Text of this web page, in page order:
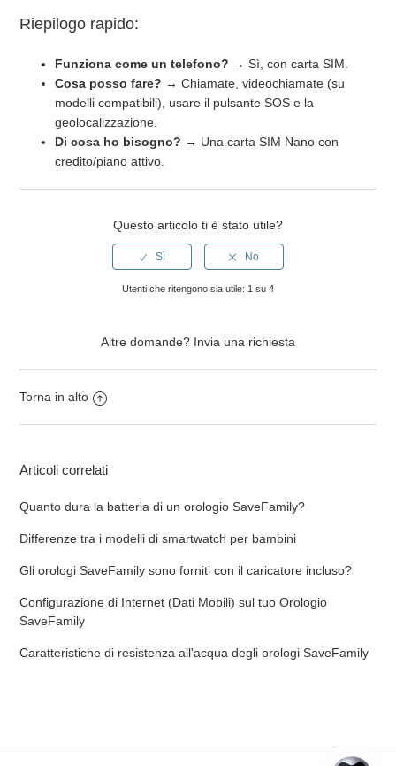
Riepilogo rapido:
Funziona come un telefono? → Sì, con carta SIM.
Cosa posso fare? → Chiamate, videochiamate (su
modelli compatibili), usare il pulsante SOS e la
geolocalizzazione.
Di cosa ho bisogno? → Una carta SIM Nano con
credito/piano attivo.
Questo articolo ti è stato utile?
Utenti che ritengono sia utile: 1 su 4
Altre domande? Invia una richiesta
Torna in alto
Articoli correlati
Quanto dura la batteria di un orologio SaveFamily?
Differenze tra i modelli di smartwatch per bambini
Gli orologi SaveFamily sono forniti con il caricatore incluso?
Configurazione di Internet (Dati Mobili) sul tuo Orologio
SaveFamily
Caratteristiche di resistenza all'acqua degli orologi SaveFamily